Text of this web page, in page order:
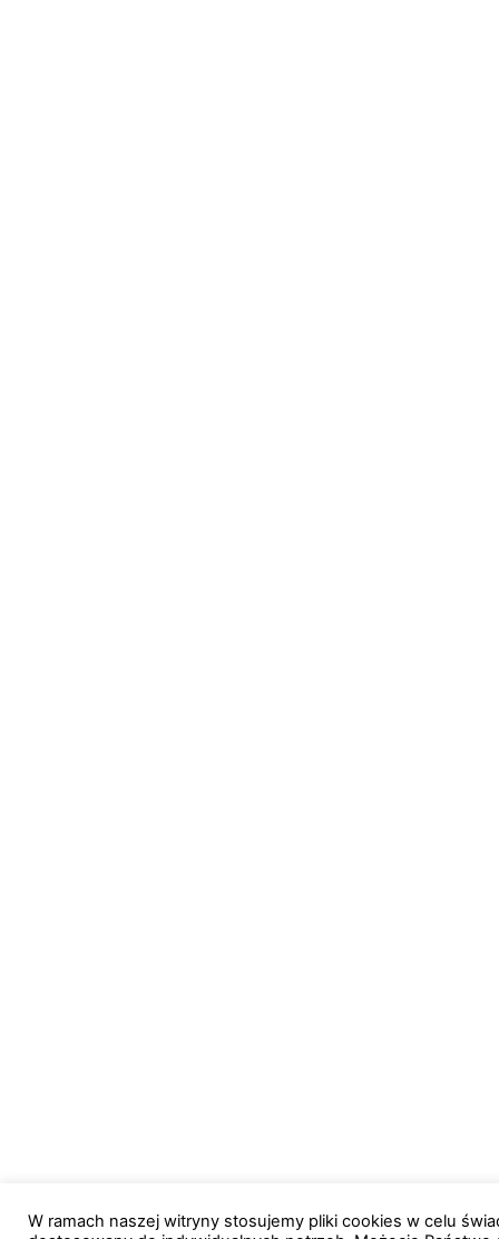
W ramach naszej witryny stosujemy pliki cookies w celu